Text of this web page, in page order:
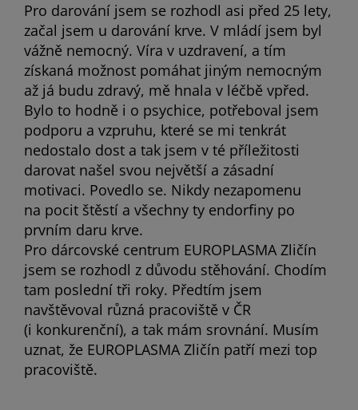
Pro darování jsem se rozhodl asi před 25 lety,
začal jsem u darování krve. V mládí jsem byl
vážně nemocný. Víra v uzdravení, a tím
získaná možnost pomáhat jiným nemocným
až já budu zdravý, mě hnala v léčbě vpřed.
Bylo to hodně i o psychice, potřeboval jsem
podporu a vzpruhu, které se mi tenkrát
nedostalo dost a tak jsem v té příležitosti
darovat našel svou největší a zásadní
motivaci. Povedlo se. Nikdy nezapomenu
na pocit štěstí a všechny ty endorfiny po
prvním daru krve.
Pro dárcovské centrum EUROPLASMA Zličín
jsem se rozhodl z důvodu stěhování. Chodím
tam poslední tři roky. Předtím jsem
navštěvoval různá pracoviště v ČR
(i konkurenční), a tak mám srovnání. Musím
uznat, že EUROPLASMA Zličín patří mezi top
pracoviště.